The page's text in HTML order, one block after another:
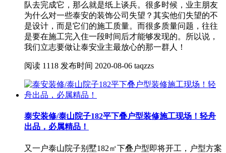
队去完成它，那么就是纸上谈兵。很多时候，业主朋友
为什么对一些泰安的装饰公司失望？其实他们失望的不
是设计，而是它们的施工质量。而很多质量问题，往往
是要在施工完入住一段时间后才能够发现的。所以说，
我们立志要做让泰安业主最放心的那一群人！
阅读 1118 发布时间 2020-08-06 taqzzs
泰安装修/泰山院子182平下叠户型装修施工现场！轻舟
出品，必属精品！
又一户泰山院子别墅182㎡下叠户型即将开工，户型方案